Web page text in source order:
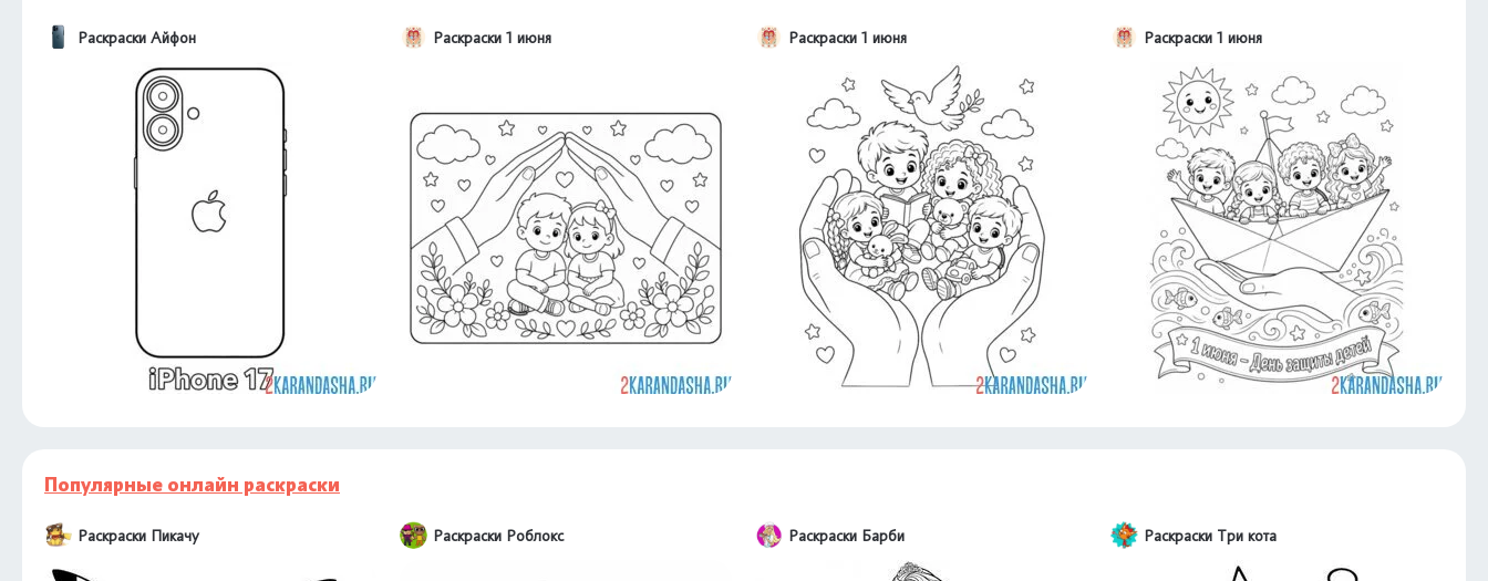
Раскраски Айфон Раскраски 1 июня Раскраски 1 июня Раскраски 1 июня
Популярные онлайн раскраски
Раскраски Пикачу Раскраски Роблокс Раскраски Барби Раскраски Три кота